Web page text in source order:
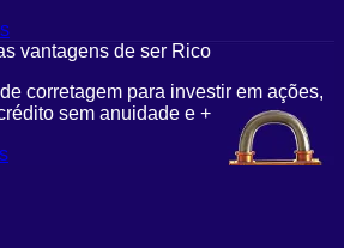
vantagens de ser Rico
corretagem para investir em ações,
sem anuidade e +